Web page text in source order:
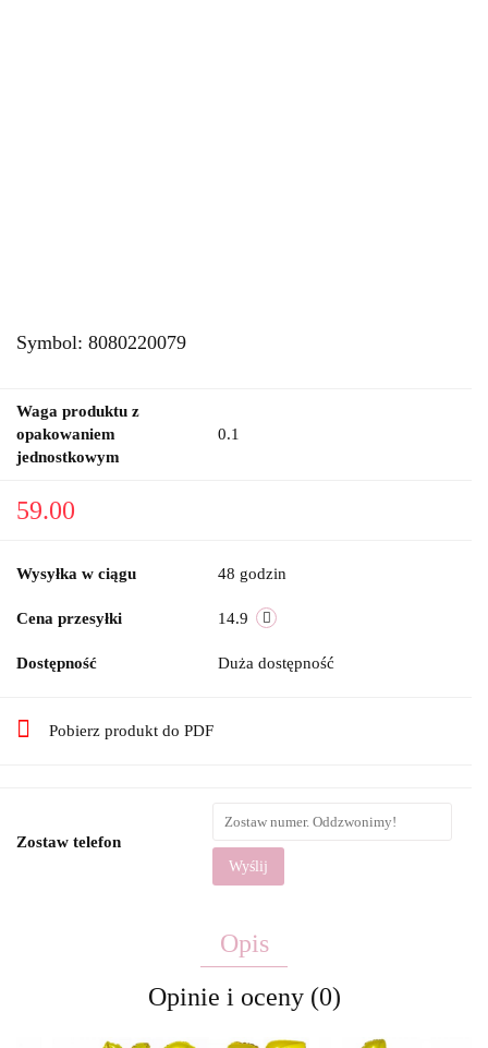
Symbol: 8080220079
Waga produktu z
opakowaniem
jednostkowym
0.1
59.00
Wysyłka w ciągu 48 godzin
Cena przesyłki 14.9
Dostępność Duża dostępność
Pobierz produkt do PDF
Zostaw telefon
Wyślij
Opis
Opinie i oceny (0)